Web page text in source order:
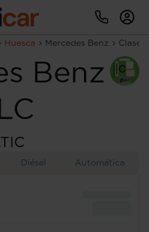
Huesca Mercedes Benz Clase
Benz
Diésel Automática